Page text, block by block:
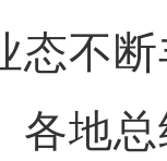
态不
各地